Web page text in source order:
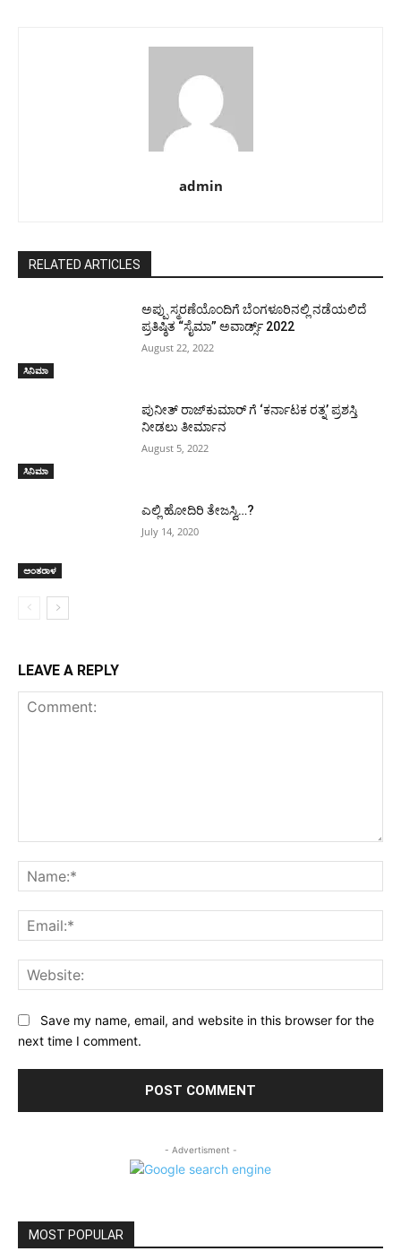
admin
RELATED ARTICLES
ಸಿನಿಮಾ
ಅಪ್ಪು ಸ್ಮರಣೆಯೊಂದಿಗೆ ಬೆಂಗಳೂರಿನಲ್ಲಿ ನಡೆಯಲಿದೆ
ಪ್ರತಿಷ್ಠಿತ “ಸೈಮಾ” ಅವಾರ್ಡ್ಸ್ 2022
August 22, 2022
ಸಿನಿಮಾ
ಪುನೀತ್ ರಾಜ್‌ಕುಮಾರ್ ಗೆ ‘ಕರ್ನಾಟಕ ರತ್ನ’ ಪ್ರಶಸ್ತಿ
ನೀಡಲು ತೀರ್ಮಾನ
August 5, 2022
ಅಂತರಾಳ
ಎಲ್ಲಿ ಹೋದಿರಿ ತೇಜಸ್ವಿ…?
July 14, 2020
LEAVE A REPLY
Save my name, email, and website in this browser for the
next time I comment.
- Advertisment -
MOST POPULAR